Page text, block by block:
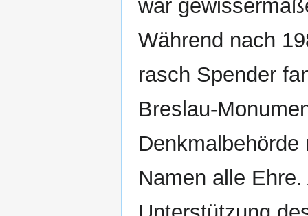
war
Während nach
rasch Spender
Breslau-
Namen alle